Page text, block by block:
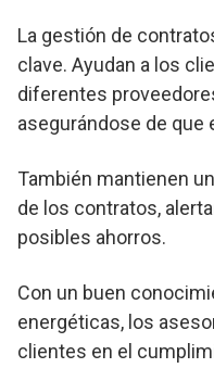
La gestión de
clave. Ayudan a los
diferentes
asegurándose de que
También mantienen
de los contratos,
posibles ahorros.
Con un buen
energéticas, los
clientes en el